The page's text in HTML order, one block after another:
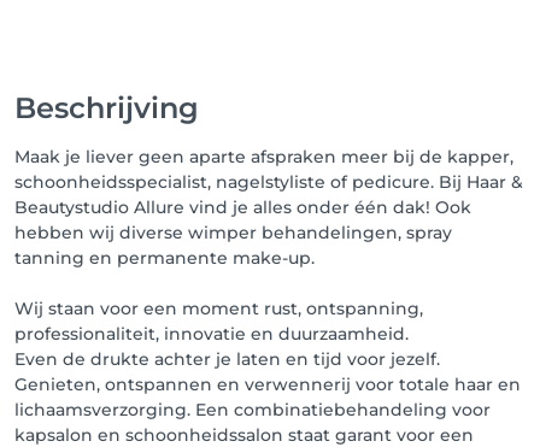
Beschrijving
Maak je liever geen aparte afspraken meer bij de kapper,
schoonheidsspecialist, nagelstyliste of pedicure. Bij Haar &
Beautystudio Allure vind je alles onder één dak! Ook
hebben wij diverse wimper behandelingen, spray
tanning en permanente make-up.
Wij staan voor een moment rust, ontspanning,
professionaliteit, innovatie en duurzaamheid.
Even de drukte achter je laten en tijd voor jezelf.
Genieten, ontspannen en verwennerij voor totale haar en
lichaamsverzorging. Een combinatiebehandeling voor
kapsalon en schoonheidssalon staat garant voor een